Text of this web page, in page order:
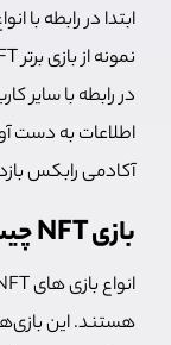
در رابطه با سایر
اطلاعات به دست
آکادمی رابکس
بازی NFT چیست ؟
هستند. این